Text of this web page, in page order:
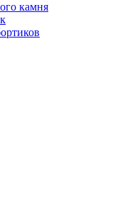
камня